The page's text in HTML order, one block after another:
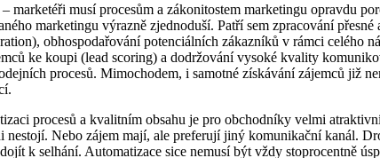
marketéři musí procesům a zákonitostem marketingu opravdu
marketingu výrazně zjednoduší. Patří sem zpracování
obhospodařování potenciálních zákazníků v rámci celého
ke koupi (lead scoring) a dodržování vysoké kvality
procesů. Mimochodem, i samotné získávání zájemců již
procesů a kvalitním obsahu je pro obchodníky velmi
nestojí. Nebo zájem mají, ale preferují jiný komunikační kanál.
k selhání. Automatizace sice nemusí být vždy stoprocentně